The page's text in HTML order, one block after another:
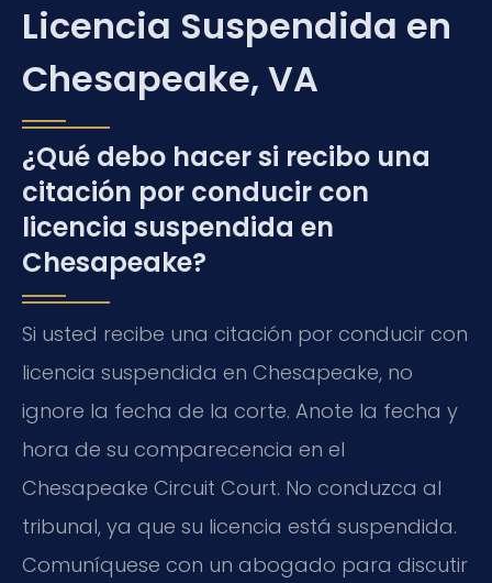
Licencia Suspendida en
Chesapeake, VA
¿Qué debo hacer si recibo una
citación por conducir con
licencia suspendida en
Chesapeake?
Si usted recibe una citación por conducir con
licencia suspendida en Chesapeake, no
ignore la fecha de la corte. Anote la fecha y
hora de su comparecencia en el
Chesapeake Circuit Court. No conduzca al
tribunal, ya que su licencia está suspendida.
Comuníquese con un abogado para discutir